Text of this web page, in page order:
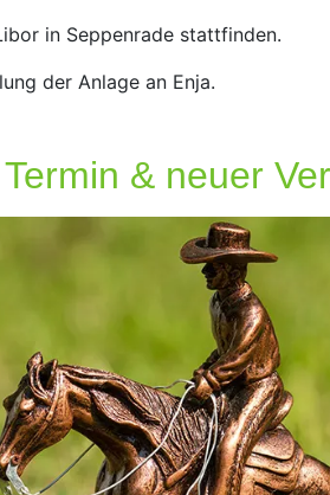
in Seppenrade stattfinden.
der Anlage an Enja.
& neuer